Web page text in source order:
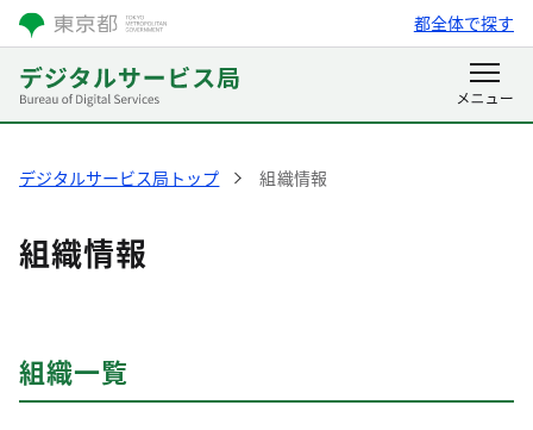
都全体で探す
デジタルサービス局トップ 組織情報
組織情報
組織一覧